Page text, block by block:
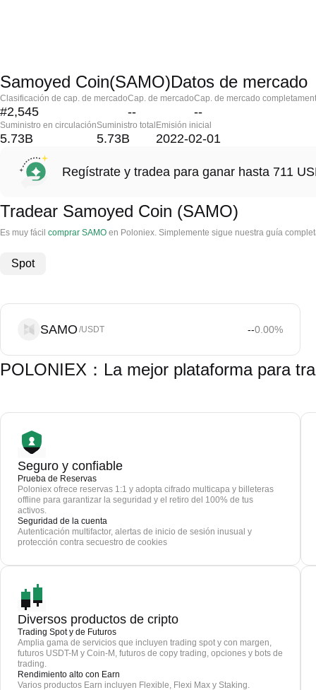
Samoyed Coin(SAMO)Datos de mercado
Clasificación de cap. de mercado
#2,545
Cap. de mercado
--
Cap. de mercado
--
Suministro en circulación
5.73B
Suministro total
5.73B
Emisión inicial
2022-02-01
Regístrate y tradea para ganar hasta 711
Tradear Samoyed Coin (SAMO)
Es muy fácil comprar SAMO en Poloniex. Simplemente sigue nuestra guía
Spot
SAMO /USDT --0.00%
POLONIEX：La mejor plataforma para
Seguro y confiable
Prueba de Reservas
Poloniex ofrece reservas 1:1 y adopta cifrado multicapa y billeteras
offline para garantizar la seguridad y el retiro del 100% de tus
activos.
Seguridad de la cuenta
Autenticación multifactor, alertas de inicio de sesión inusual y
protección contra secuestro de cookies
Diversos productos de cripto
Trading Spot y de Futuros
Amplia gama de servicios que incluyen trading spot y con margen,
futuros USDT-M y Coin-M, futuros de copy trading, opciones y bots de
trading.
Rendimiento alto con Earn
Varios productos Earn incluyen Flexible, Flexi Max y Staking.